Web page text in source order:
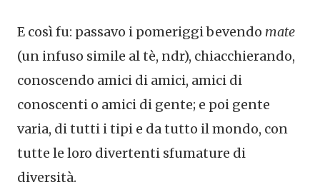
E così fu: passavo i pomeriggi bevendo mate
(un infuso simile al tè, ndr), chiacchierando,
conoscendo amici di amici, amici di
conoscenti o amici di gente; e poi gente
varia, di tutti i tipi e da tutto il mondo, con
tutte le loro divertenti sfumature di
diversità.